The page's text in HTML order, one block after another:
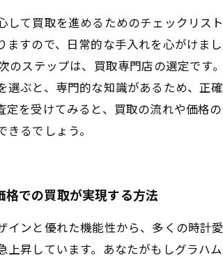
して買取を進めるためのチェックリ
ますので、日常的な手入れを心がけま
のステップは、買取専門店の選定です
選ぶと、専門的な知識があるため、
定を受けてみると、買取の流れや価格
るでしょう。
での買取が実現する方法
インと優れた機能性から、多くの時
上昇しています。あなたがもしグラ